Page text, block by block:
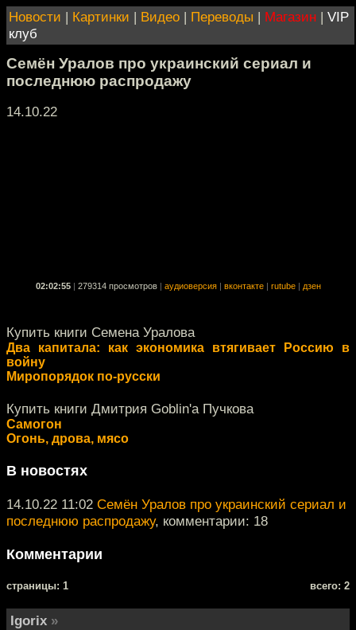
Новости | Картинки | Видео | Переводы | Магазин | VIP
клуб
Семён Уралов про украинский сериал и
последнюю распродажу
14.10.22
02:02:55 279314 просмотров аудиоверсия вконтакте rutube дзен
Купить книги Семена Уралова
Два капитала: как экономика втягивает Россию в
войну
Миропорядок по-русски
Купить книги Дмитрия Goblin'а Пучкова
Самогон
Огонь, дрова, мясо
В новостях
14.10.22 11:02 Семён Уралов про украинский сериал и
последнюю распродажу, комментарии: 18
Комментарии
cтраницы: 1 всего: 2
Igorix »